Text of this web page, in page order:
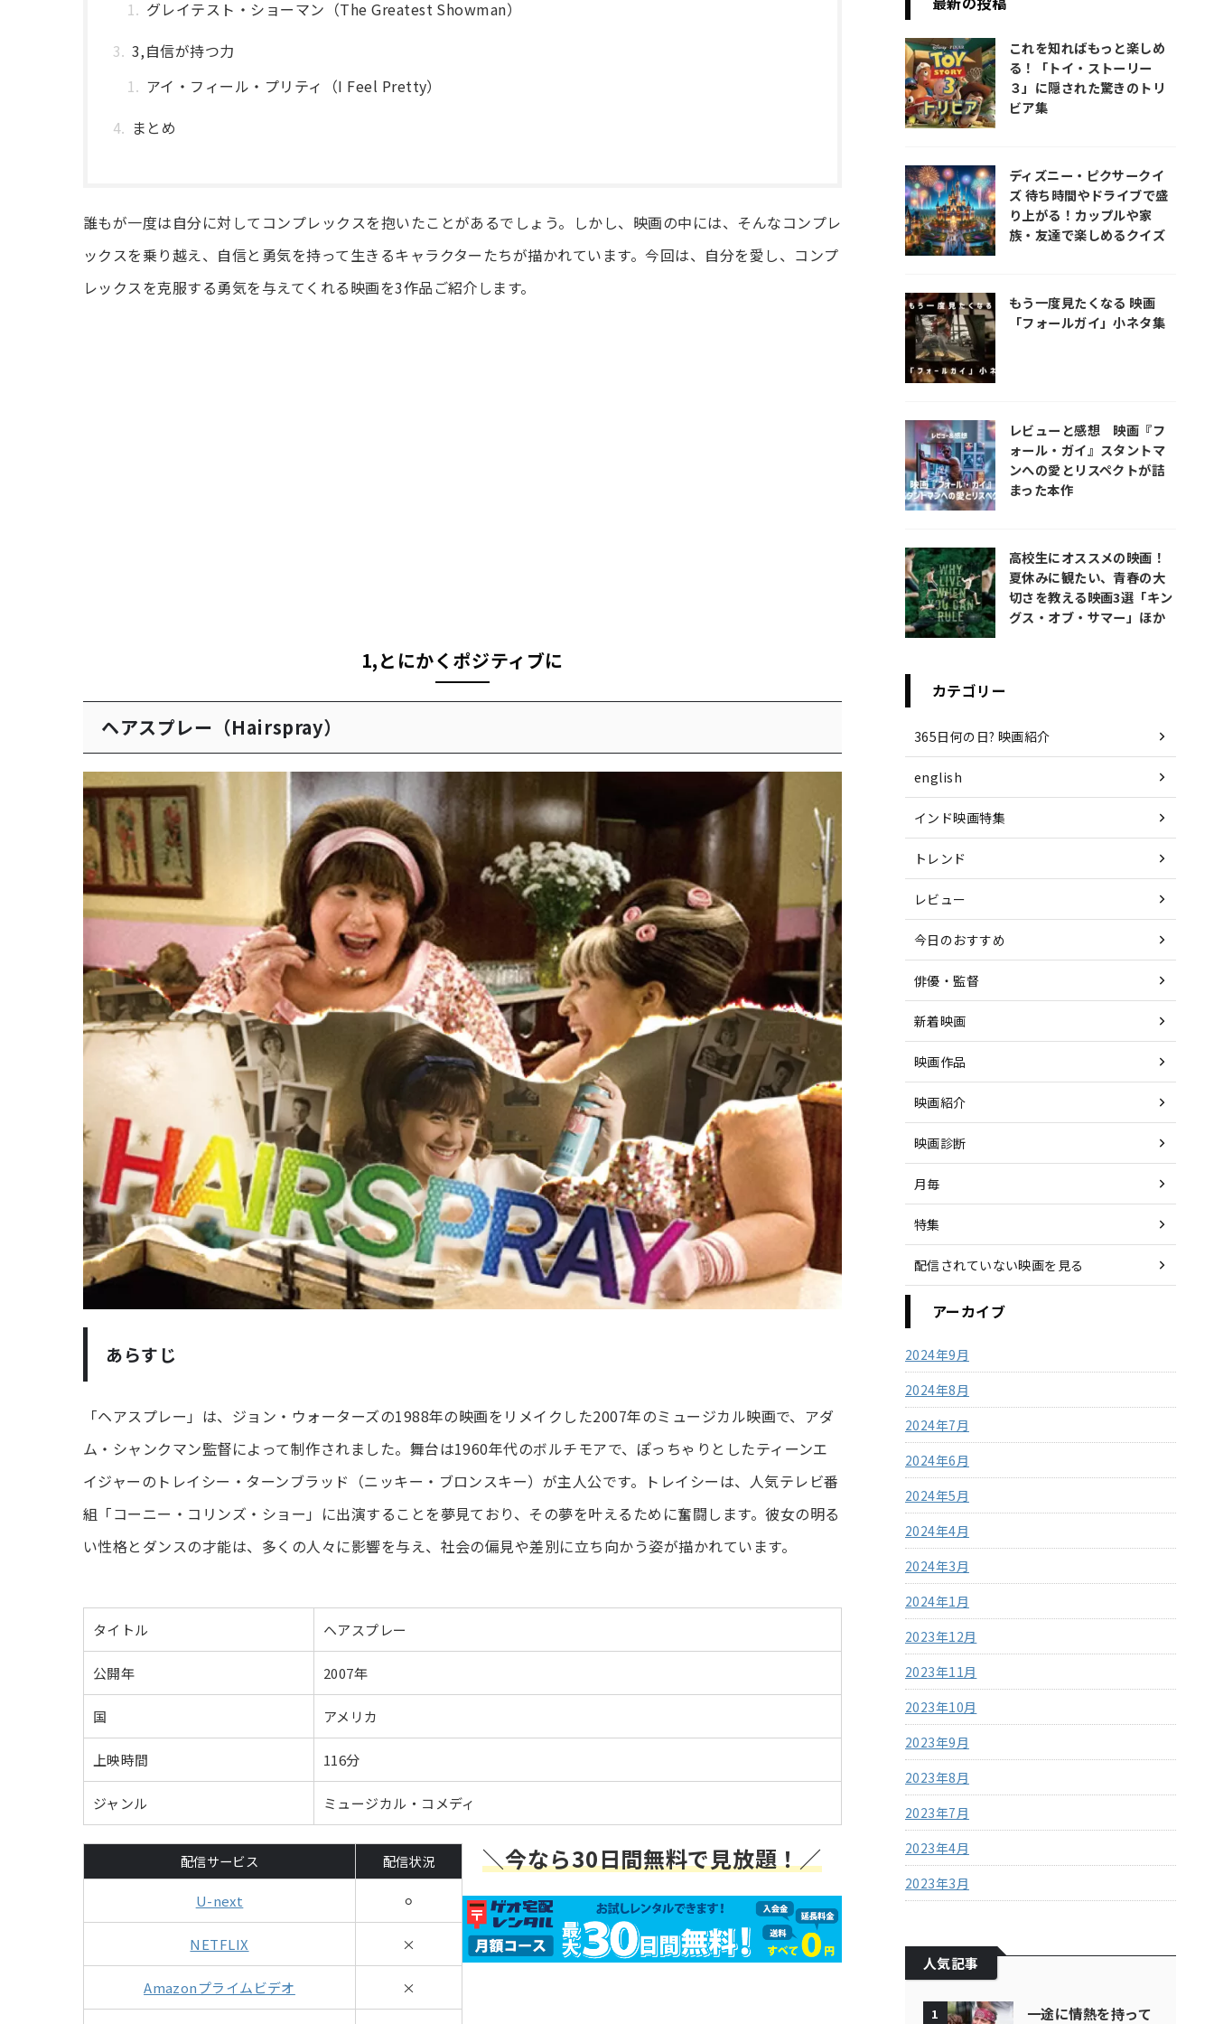
グレイテスト・ショーマン（The Greatest Showman）
3,自信が持つ力
アイ・フィール・プリティ（I Feel Pretty）
まとめ
誰もが一度は自分に対してコンプレックスを抱いたことがあるでしょう。しかし、映画の中には、そんなコンプレ
ックスを乗り越え、自信と勇気を持って生きるキャラクターたちが描かれています。今回は、自分を愛し、コンプ
レックスを克服する勇気を与えてくれる映画を3作品ご紹介します。
1,とにかくポジティブに
ヘアスプレー（Hairspray）
あらすじ
「ヘアスプレー」は、ジョン・ウォーターズの1988年の映画をリメイクした2007年のミュージカル映画で、アダ
ム・シャンクマン監督によって制作されました。舞台は1960年代のボルチモアで、ぽっちゃりとしたティーンエ
イジャーのトレイシー・ターンブラッド（ニッキー・ブロンスキー）が主人公です。トレイシーは、人気テレビ番
組「コーニー・コリンズ・ショー」に出演することを夢見ており、その夢を叶えるために奮闘します。彼女の明る
い性格とダンスの才能は、多くの人々に影響を与え、社会の偏見や差別に立ち向かう姿が描かれています。
タイトル ヘアスプレー
公開年 2007年
国 アメリカ
上映時間 116分
ジャンル ミュージカル・コメディ
配信サービス 配信状況
U-next ⚪︎
NETFLIX ×
Amazonプライムビデオ ×
＼今なら30日間無料で見放題！／
これを知ればもっと楽しめ
る！「トイ・ストーリー
３」に隠された驚きのトリ
ビア集
ディズニー・ピクサークイ
ズ 待ち時間やドライブで盛
り上がる！カップルや家
族・友達で楽しめるクイズ
もう一度見たくなる 映画
「フォールガイ」小ネタ集
レビューと感想 映画『フ
ォール・ガイ』スタントマ
ンへの愛とリスペクトが詰
まった本作
高校生にオススメの映画！
夏休みに観たい、青春の大
切さを教える映画3選「キン
グス・オブ・サマー」ほか
カテゴリー
365日何の日? 映画紹介
english
インド映画特集
トレンド
レビュー
今日のおすすめ
俳優・監督
新着映画
映画作品
映画紹介
映画診断
月毎
特集
配信されていない映画を見る
アーカイブ
2024年9月
2024年8月
2024年7月
2024年6月
2024年5月
2024年4月
2024年3月
2024年1月
2023年12月
2023年11月
2023年10月
2023年9月
2023年8月
2023年7月
2023年4月
2023年3月
人気記事
1 一途に情熱を持って